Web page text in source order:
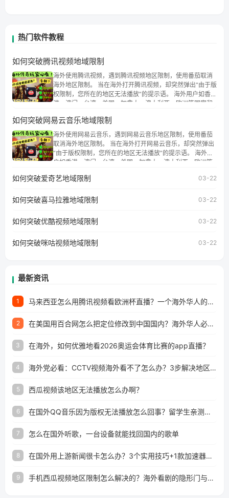
热门软件教程
如何突破腾讯视频地域限制
海外使用腾讯视频，遇到腾讯视频地区限制，使用番茄取消
海外地区限制。 当在海外打开腾讯视频，却突然弹出“由于版
权限制，您所在的地区无法播放”的提示语。 海外用户如香
港、澳门、台湾、美国、加拿大、澳大利亚、欧洲等国家和
权限制问题，且仅能在中国大陆地区播放。 遇到这个问题的
朋友们，使用番茄回国加速器，即可解决「海外用户收听腾
讯视频地区版权限制」的问题，无论人在香港、澳门、台
湾、美国、加拿大、澳大利亚、欧洲等国家和地区工作、留
学、定居等，都可以使用，不再因地区和版权限制所困扰。
如何突破网易云音乐地域限制
海外使用网易云音乐，遇到网易云音乐地区限制，使用番茄
取消海外地区限制。 当在海外打开网易云音乐，却突然弹出
“由于版权限制，您所在的地区无法播放”的提示语。 海外用
户如香港、澳门、台湾、美国、加拿大、澳大利亚、欧洲等
地区及版权限制问题，且仅能在中国大陆地区播放。 遇到这
户收听网易云音乐地区版权限制」的问题，无论人在香港、
工作、留学、定居等，都可以使用，不再因地区和版权限制
所困扰。
如何突破爱奇艺地域限制 03-22
如何突破喜马拉雅地域限制 03-22
如何突破优酷视频地域限制 03-22
如何突破咪咕视频地域限制 03-22
最新资讯
1 马来西亚怎么用腾讯视频看欧洲杯直播？一个海外华人的真实困扰与破解
2 在美国用百合网怎么把定位修改到中国国内？海外华人必备的回国加速指南
3 在海外，如何优雅地看2026奥运会体育比赛的app直播？
4 海外党必看：CCTV视频海外看不了怎么办？3步解决地区限制+追剧自由
5 西瓜视频该地区无法播放怎么办啊？
6 在国外QQ音乐因为版权无法播放怎么回事？留学生亲测有效的解决办法
7 怎么在国外听歌，一台设备就能找回国内的歌单
8 在国外用上游新闻很卡怎么办？3个实用技巧+1款加速器解决海外看国内内容难题
9 手机西瓜视频地区限制怎么解决的？海外看剧的隐形门与钥匙